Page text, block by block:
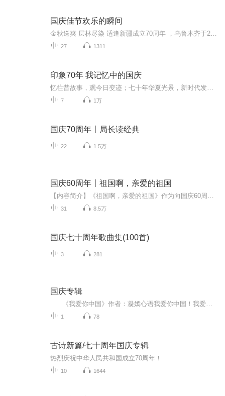
国庆佳节欢乐的瞬间
27 1311
印象70年 我记忆中的国庆
7 1万
国庆70周年丨局长读经典
22 1.5万
国庆60周年丨祖国啊，亲爱的祖国
31 8.5万
国庆七十周年歌曲集(100首)
3 281
国庆专辑
1 78
古诗新篇/七十周年国庆专辑
热烈庆祝中华人民共和国成立70周年！
10 1644